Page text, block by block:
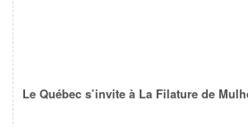
Le Québec s’invite à La Filature de